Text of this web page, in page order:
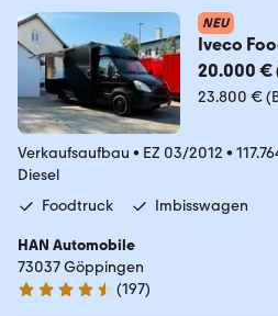
NEU
Iveco
20.000 €
23.800 €
Verkaufsaufbau • EZ 03/2012 •
Diesel
Foodtruck
Imbisswagen
HAN Automobile
73037 Göppingen
4.7 Sterne
(197)